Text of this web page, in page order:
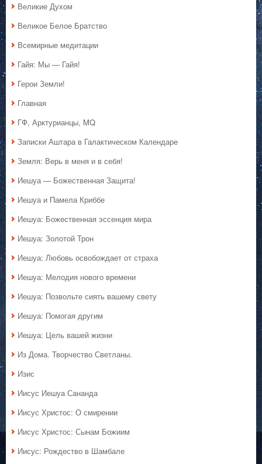
Великие Духом
Великое Белое Братство
Всемирные медитации
Гайя: Мы — Гайя!
Герои Земли!
Главная
ГФ, Арктурианцы, MQ
Записки Аштара в Галактическом Календаре
Земля: Верь в меня и в себя!
Иешуа — Божественная Защита!
Иешуа и Памела Криббе
Иешуа: Божественная эссенция мира
Иешуа: Золотой Трон
Иешуа: Любовь освобождает от страха
Иешуа: Мелодия нового времени
Иешуа: Позвольте сиять вашему свету
Иешуа: Помогая другим
Иешуа: Цель вашей жизни
Из Дома. Творчество Светланы.
Изис
Иисус Иешуа Сананда
Иисус Христос: О смирении
Иисус Христос: Сынам Божиим
Иисус: Рождество в Шамбале